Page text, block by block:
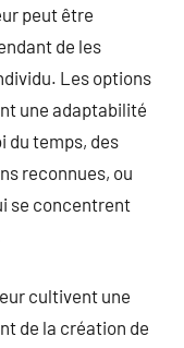
peut être
de les
Les options
une adaptabilité
du temps, des
reconnues, ou
se concentrent
cultivent une
de la création de